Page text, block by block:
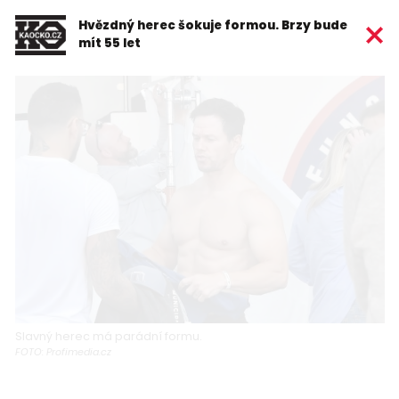
Hvězdný herec šokuje formou. Brzy bude
mít 55 let